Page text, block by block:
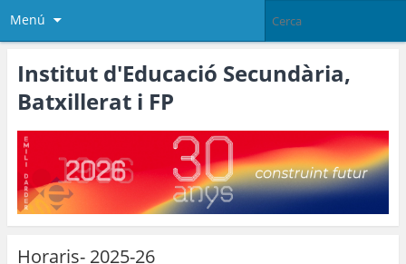
Menú
Institut d'Educació Secundària,
Batxillerat i FP
Horaris- 2025-26